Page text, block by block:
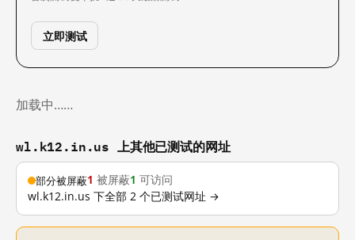
立即测试
加载中……
wl.k12.in.us 上其他已测试的网址
部分被屏蔽1 被屏蔽1 可访问
wl.k12.in.us 下全部 2 个已测试网址 →